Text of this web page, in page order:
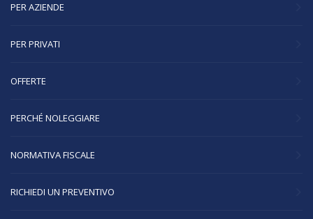
PER AZIENDE
PER PRIVATI
OFFERTE
PERCHÉ NOLEGGIARE
NORMATIVA FISCALE
RICHIEDI UN PREVENTIVO